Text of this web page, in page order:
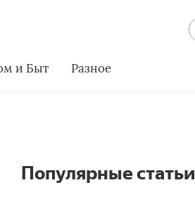
и Быт Разное
Популярные статьи